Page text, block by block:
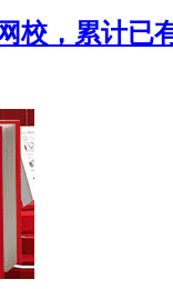
校，累计已